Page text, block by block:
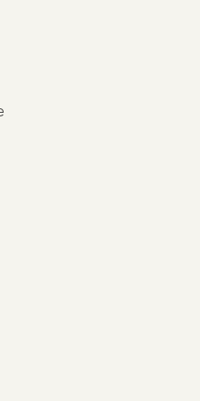
en voorzien van een
inductie kookplaat,
beschikt de
en een royale
voorzien van originele
extra opslagruimte